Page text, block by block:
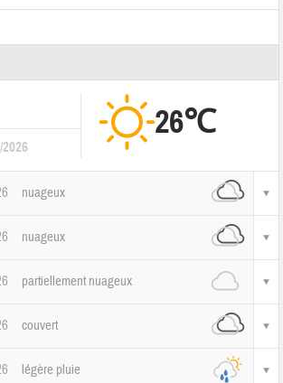
26℃
nuageux
nuageux
partiellement nuageux
couvert
légère pluie